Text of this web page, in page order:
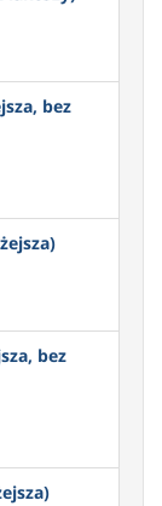
bez
bez